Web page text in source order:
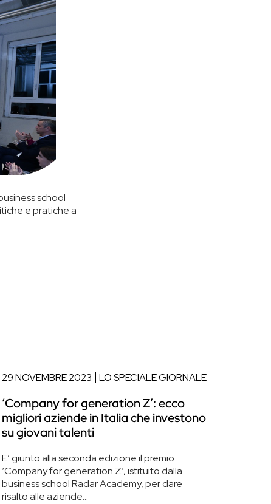
school
e pratiche a
29 NOVEMBRE 2023 LO SPECIALE GIORNALE
‘Company for generation Z’: ecco
migliori aziende in Italia che investono
su giovani talenti
E’ giunto alla seconda edizione il premio
‘Company for generation Z’, istituito dalla
business school Radar Academy, per dare
risalto alle aziende...